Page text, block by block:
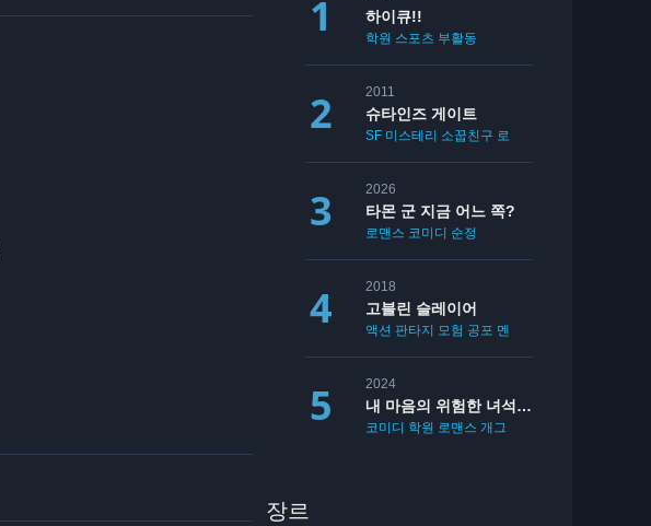
하이큐!!
학원 스포츠 부활동
2011
슈타인즈 게이트
SF 미스테리 소꿉친구 로맨스
2026
타몬 군 지금 어느 쪽?
로맨스 코미디 순정
2018
고블린 슬레이어
액션 판타지 모험 공포 멘붕
2024
내 마음의 위험한 녀석 2기
코미디 학원 로맨스 개그
장르